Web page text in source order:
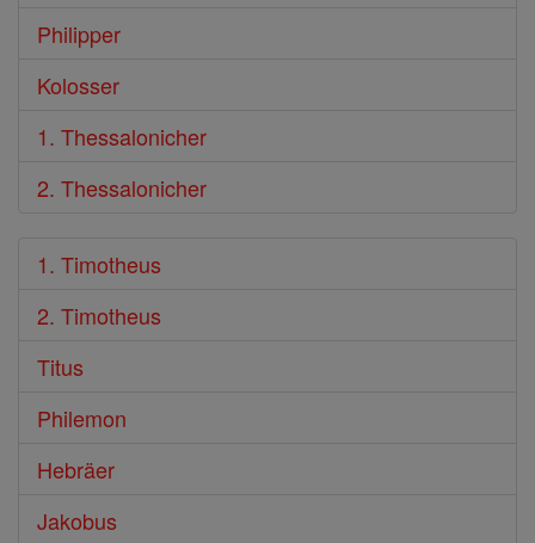
Philipper
Kolosser
1. Thessalonicher
2. Thessalonicher
1. Timotheus
2. Timotheus
Titus
Philemon
Hebräer
Jakobus